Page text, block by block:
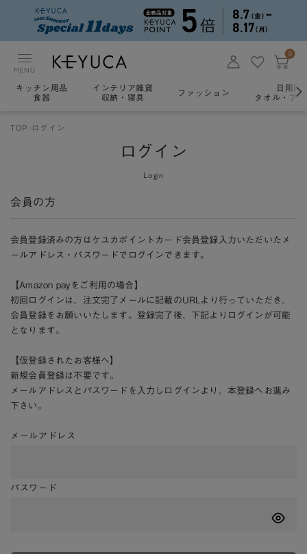
MENU
0
キッチン用品
食器
インテリア雑貨
収納・寝具
ファッション
日用雑
タオル・ア
TOP ログイン
ログイン
Login
会員の方
会員登録済みの方はケユカポイントカード会員登録入力いただいたメ
ールアドレス・パスワードでログインできます。
【Amazon payをご利用の場合】
初回ログインは、注文完了メールに記載のURLより行っていただき、
会員登録をお願いいたします。登録完了後、下記よりログインが可能
となります。
【仮登録されたお客様へ】
新規会員登録は不要です。
メールアドレスとパスワードを入力しログインより、本登録へお進み
下さい。
メールアドレス
パスワード